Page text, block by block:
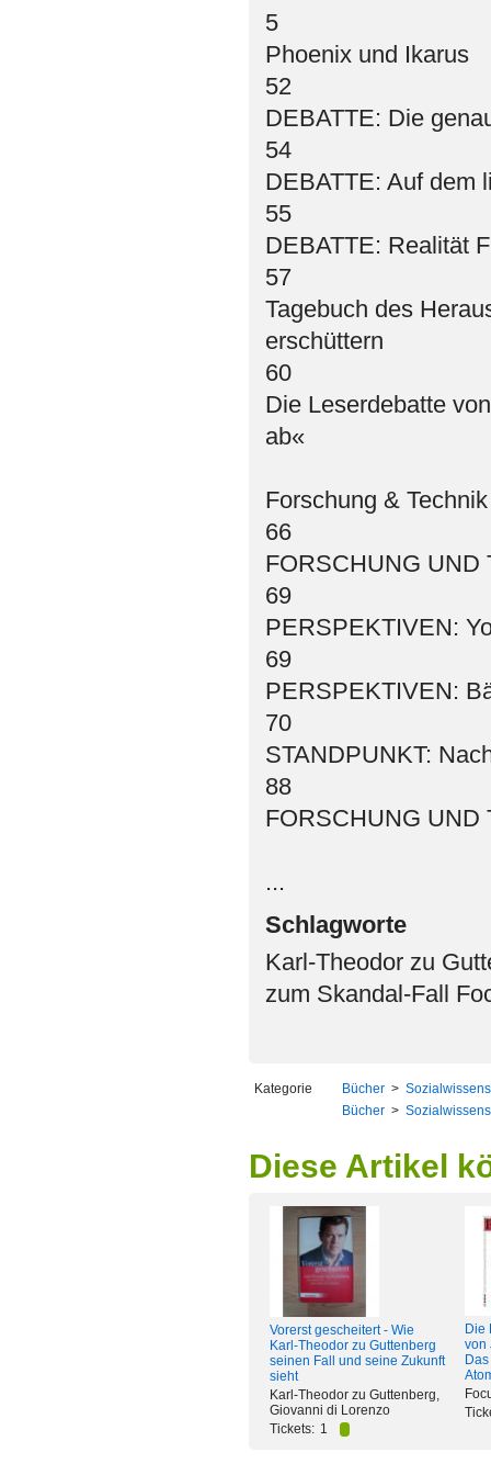
5
Phoenix und Ikarus
52
DEBATTE: Die
54
DEBATTE: Auf dem
55
DEBATTE: Realität
57
Tagebuch des
erschüttern
60
Die Leserdebatte
ab«
Forschung & Technik
66
FORSCHUNG UND
69
PERSPEKTIVEN:
69
PERSPEKTIVEN:
70
STANDPUNKT:
88
FORSCHUNG UND
...
Schlagworte
Karl-Theodor zu
zum Skandal-Fall
Kategorie Bücher >
Bücher >
Diese Artikel
Vorerst gescheitert - Wie
Karl-Theodor zu Guttenberg
seinen Fall und seine Zukunft
sieht
Karl-Theodor zu Guttenberg,
Giovanni di Lorenzo
Tickets: 1
Die
von